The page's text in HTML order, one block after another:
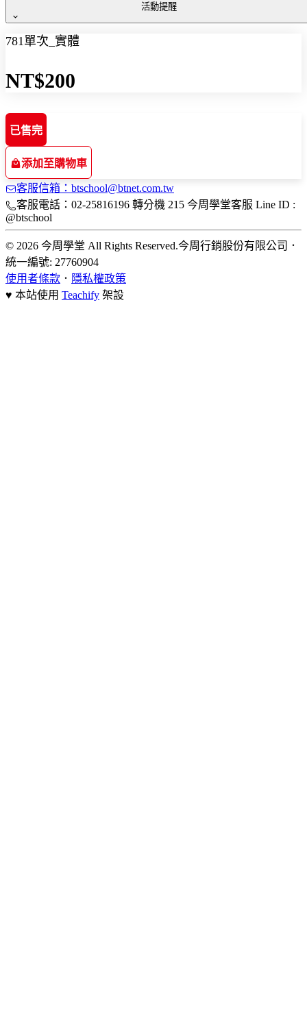
費將退回，且與講師保有調整活動內容調整之權利。完整議程
及演講主題以活動現場為主。
⚠️ 12月1日前可申請退費，將扣除金流及手續費之後、總額的
50%予以退還。12月1日至活動當天請恕不予退費。
活動提醒
⚠️ 活動中所提到之投資標的、投資組合範例皆為舉例用途，
個人風險與報酬。
781單次_實體
NT$200
已售完
添加至購物車
客服信箱：btschool@btnet.com.tw
客服電話：02-25816196 轉分機 215 今周學堂客服 Line ID :
@btschool
© 2026 今周學堂 All Rights Reserved.今周行銷股份有限公司 ．
統一編號: 27760904
使用者條款 ． 隱私權政策
♥ 本站使用 Teachify 架設